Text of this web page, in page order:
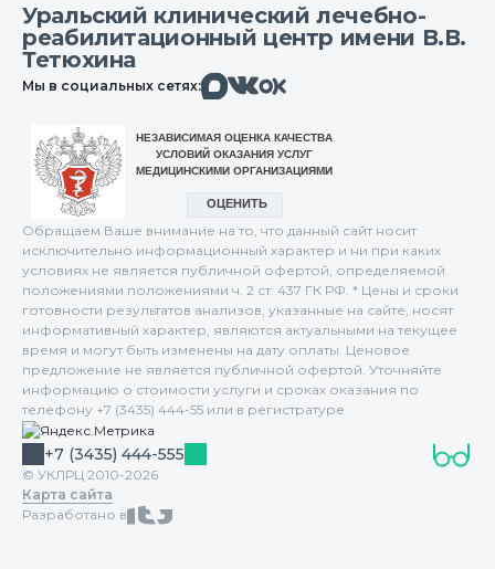
Уральский клинический лечебно-
реабилитационный центр имени В.В.
Тетюхина
Мы в социальных сетях:МаксВконтактеОдноклассники
Обращаем Ваше внимание на то, что данный сайт носит
исключительно информационный характер и ни при каких
условиях не является публичной офертой, определяемой
положениями положениями ч. 2 ст. 437 ГК РФ. * Цены и сроки
готовности результатов анализов, указанные на сайте, носят
информативный характер, являются актуальными на текущее
время и могут быть изменены на дату оплаты. Ценовое
предложение не является публичной офертой. Уточняйте
информацию о стоимости услуги и сроках оказания по
телефону +7 (3435) 444-55 или в регистратуре
+7 (3435) 444-555
© УКЛРЦ 2010-2026
Карта сайта
Разработано в